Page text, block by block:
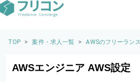
TOP > 案件・求人一覧 > AWSのフリーラン
AWSエンジニア AWS設定